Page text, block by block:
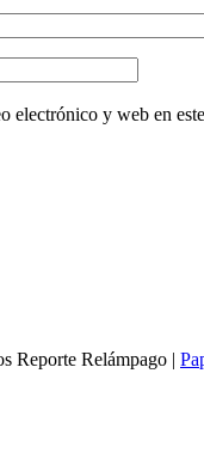
electrónico y web en
Reporte Relámpago |